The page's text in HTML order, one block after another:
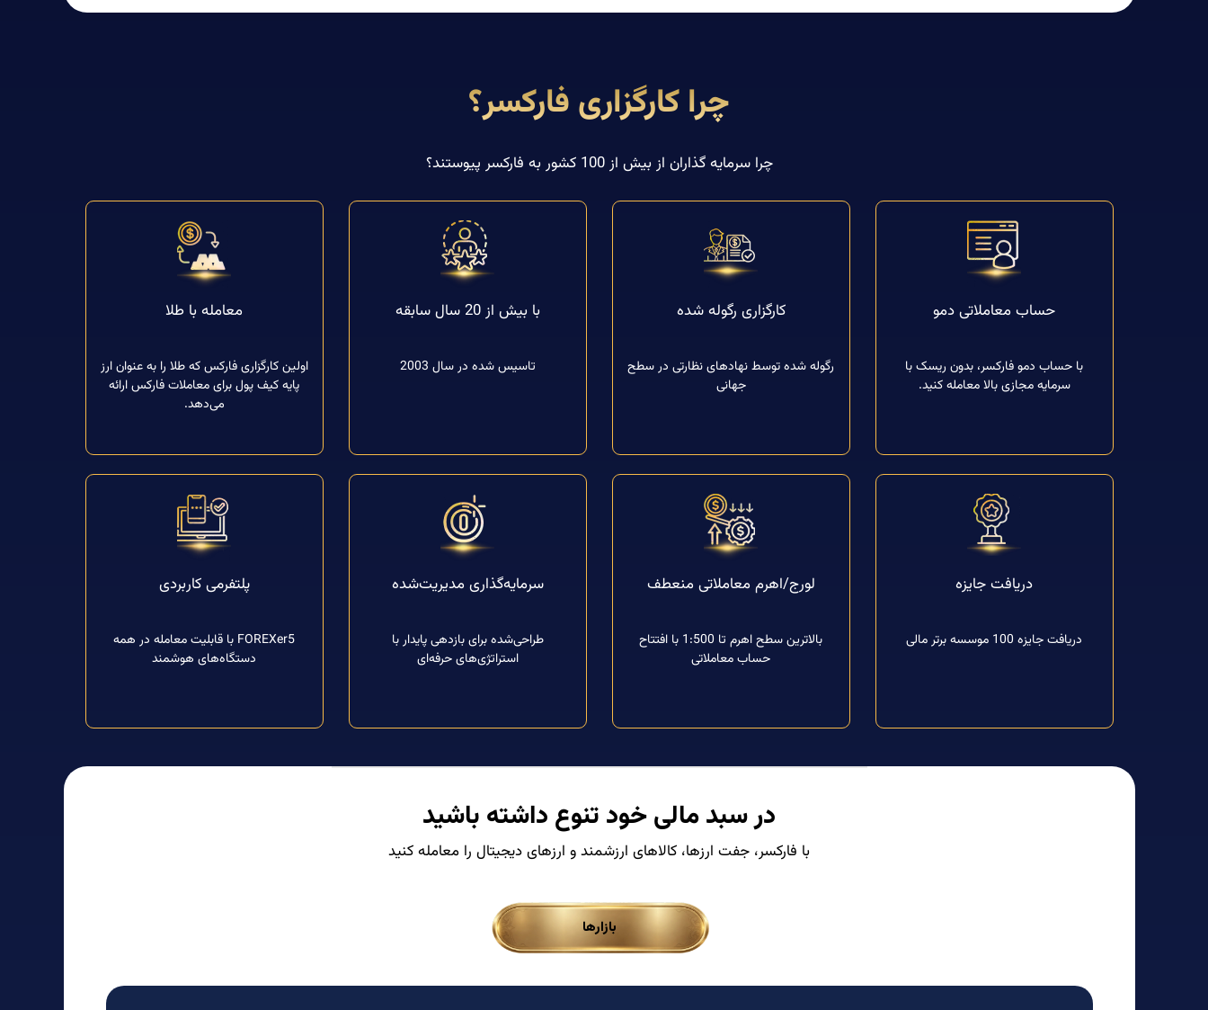
چرا کارگزاری فارکسر؟
چرا سرمایه گذاران از بیش از 100 کشور به فارکسر پیوستند؟
حساب معاملاتی دمو
با حساب دمو فارکسر، بدون ریسک با
سرمایه مجازی بالا معامله کنید.
کارگزاری رگوله شده
رگوله شده توسط نهادهای نظارتی در سطح
جهانی
با بیش از 20 سال سابقه
تاسیس شده در سال 2003
معامله با طلا
اولین کارگزاری فارکس که طلا را به عنوان ارز
پایه کیف پول برای معاملات فارکس ارائه
می‌دهد.
دریافت جایزه
دریافت جایزه 100 موسسه برتر مالی
لورج/اهرم معاملاتی منعطف
بالاترین سطح اهرم تا 1:500 با افتتاح
حساب معاملاتی
سرمایه‌گذاری مدیریت‌شده
طراحی‌شده برای بازدهی پایدار با
استراتژی‌های حرفه‌ای
پلتفرمی کاربردی
FOREXer5 با قابلیت معامله در همه
دستگاه‌های هوشمند
در سبد مالی خود تنوع داشته باشید
با فارکسر، جفت ارزها، کالاهای ارزشمند و ارزهای دیجیتال را معامله کنید
بازارها